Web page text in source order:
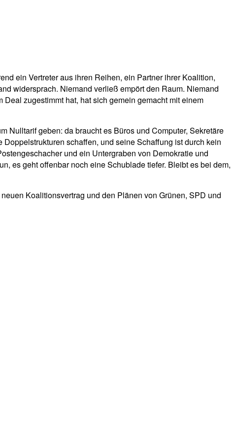
ein Vertreter aus ihren Reihen, ein Partner ihrer Koalition,
widersprach. Niemand verließ empört den Raum. Niemand
zugestimmt hat, hat sich gemein gemacht mit einem
Nulltarif geben: da braucht es Büros und Computer, Sekretäre
schaffen, und seine Schaffung ist durch kein
und ein Untergraben von Demokratie und
es geht offenbar noch eine Schublade tiefer. Bleibt es bei dem,
Koalitionsvertrag und den Plänen von Grünen, SPD und